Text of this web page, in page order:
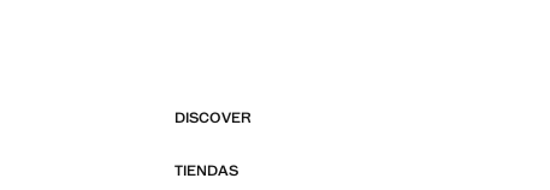
DISCOVER
TIENDAS